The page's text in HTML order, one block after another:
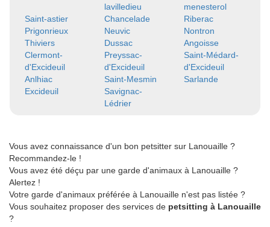
lavilledieu
menesterol
Saint-astier
Chancelade
Riberac
Prigonrieux
Neuvic
Nontron
Thiviers
Dussac
Angoisse
Clermont-
d'Excideuil
Preyssac-
d'Excideuil
Saint-Médard-
d'Excideuil
Anlhiac
Saint-Mesmin
Sarlande
Excideuil
Savignac-
Lédrier
Vous avez connaissance d'un bon petsitter sur Lanouaille ?
Recommandez-le !
Vous avez été déçu par une garde d'animaux à Lanouaille ?
Alertez !
Votre garde d'animaux préférée à Lanouaille n'est pas listée ?
Vous souhaitez proposer des services de petsitting à Lanouaille
?